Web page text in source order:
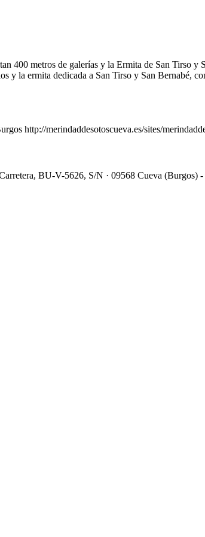
400 metros de galerías y la Ermita de San Tirso
y la ermita dedicada a San Tirso y San Bernabé,
http://merindaddesotoscueva.es/sites/
BU-V-5626, S/N · 09568 Cueva (Burgos)